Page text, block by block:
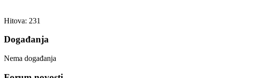
Hitova: 231
Događanja
Nema događanja